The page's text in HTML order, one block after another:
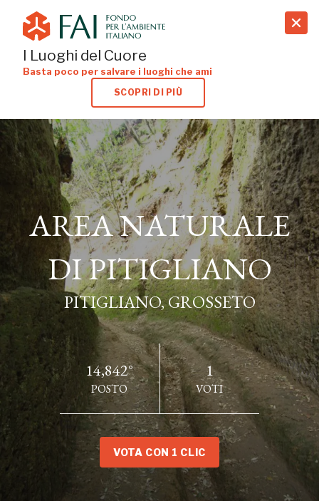
search
I Luoghi del Cuore
Basta poco per salvare i luoghi che ami
SCOPRI DI PIÙ
AREA NATURALE
DI PITIGLIANO
PITIGLIANO, GROSSETO
14,842°
POSTO
1
VOTI
VOTA CON 1 CLIC
AREA NATURALE
DI PITIGLIANO
PITIGLIANO, GROSSETO
Via Firenze, 41, PITIGLIANO, GR